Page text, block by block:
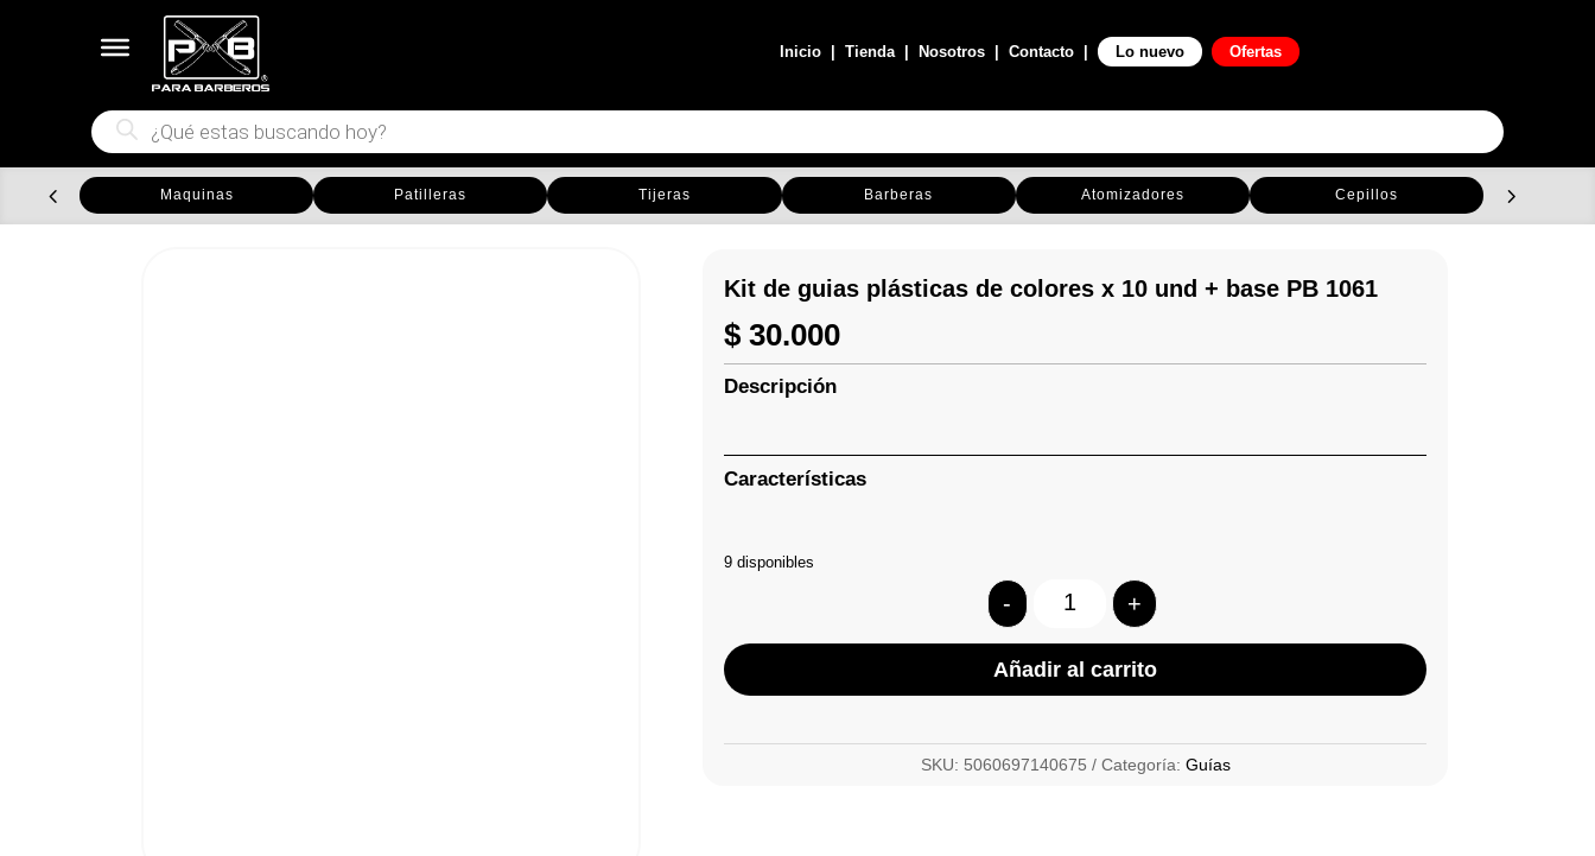
Inicio |Tienda| Nosotros |Contacto | Lo nuevo Ofertas
Búsqueda
de
productos
Maquinas Patilleras Tijeras Barberas Atomizadores Cepillos
Kit de guias plásticas de colores x 10 und + base PB 1061
$ 30.000
Descripción
Características
9 disponibles
Quantity
- +
Añadir al carrito
SKU: 5060697140675 Categoría: Guías